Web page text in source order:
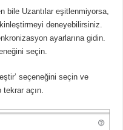
bile Uzantılar eşitlenmiyorsa,
deneyebilirsiniz.
ayarlarına gidin.
seçin.
seçeneğini seçin ve
tekrar açın.